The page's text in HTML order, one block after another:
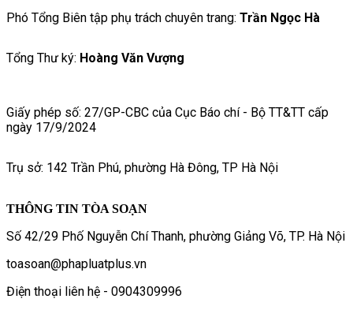
Phó Tổng Biên tập phụ trách chuyên trang: Trần Ngọc Hà
Tổng Thư ký: Hoàng Văn Vượng
Giấy phép số: 27/GP-CBC của Cục Báo chí - Bộ TT&TT cấp
ngày 17/9/2024
Trụ sở: 142 Trần Phú, phường Hà Đông, TP Hà Nội
THÔNG TIN TÒA SOẠN
Số 42/29 Phố Nguyễn Chí Thanh, phường Giảng Võ, TP. Hà Nội
toasoan@phapluatplus.vn
Điện thoại liên hệ - 0904309996